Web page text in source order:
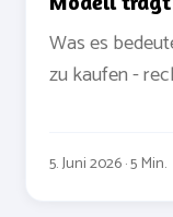
Was es
zu kaufen -
5. Juni 2026 · 5 Min.